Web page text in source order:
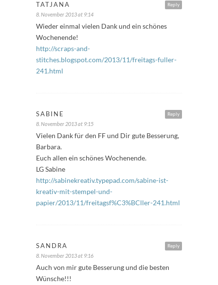
Reply
TATJANA
8. November 2013 at 9:14
Wieder einmal vielen Dank und ein schönes
Wochenende!
http://scraps-and-
stitches.blogspot.com/2013/11/freitags-fuller-
241.html
Reply
SABINE
8. November 2013 at 9:15
Vielen Dank für den FF und Dir gute Besserung,
Barbara.
Euch allen ein schönes Wochenende.
LG Sabine
http://sabinekreativ.typepad.com/sabine-ist-
kreativ-mit-stempel-und-
papier/2013/11/freitagsf%C3%BCller-241.html
Reply
SANDRA
8. November 2013 at 9:16
Auch von mir gute Besserung und die besten
Wünsche!!!